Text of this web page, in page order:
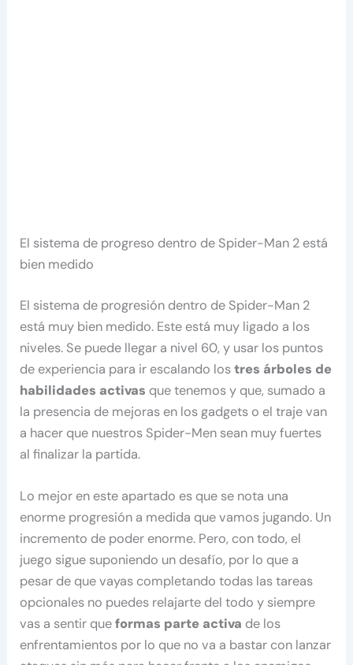
El sistema de progreso dentro de Spider-Man 2 está
bien medido
El sistema de progresión dentro de Spider-Man 2
está muy bien medido. Este está muy ligado a los
niveles. Se puede llegar a nivel 60, y usar los puntos
de experiencia para ir escalando lostres árboles de
habilidades activas que tenemos y que, sumado a
la presencia de mejoras en los gadgets o el traje van
a hacer que nuestros Spider-Men sean muy fuertes
al finalizar la partida.
Lo mejor en este apartado es que se nota una
enorme progresión a medida que vamos jugando. Un
incremento de poder enorme. Pero, con todo, el
juego sigue suponiendo un desafío, por lo que a
pesar de que vayas completando todas las tareas
opcionales no puedes relajarte del todo y siempre
vas a sentir queformas parte activa de los
enfrentamientos por lo que no va a bastar con lanzar